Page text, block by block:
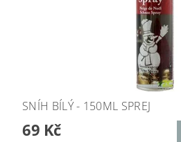
SNÍH BÍLÝ - 150ML SPREJ
69 Kč